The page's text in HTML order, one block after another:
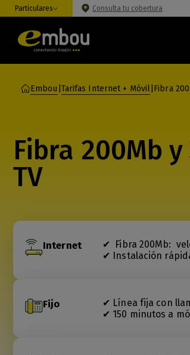
Particulares Consulta tu cobertura
Embou Tarifas Internet + Móvil Fibra
Fibra 200Mb
TV
Internet
✔ Fibra 200Mb:
✔ Instalación
Fijo
✔ Línea fija con
✔ 150 minutos a